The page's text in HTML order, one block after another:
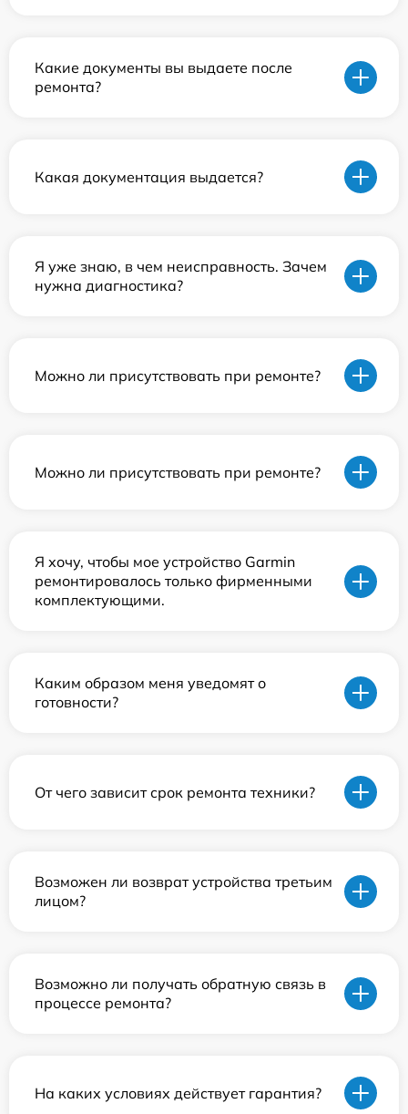
Какие документы вы выдаете после
ремонта?
Какая документация выдается?
Я уже знаю, в чем неисправность. Зачем
нужна диагностика?
Можно ли присутствовать при ремонте?
Можно ли присутствовать при ремонте?
Я хочу, чтобы мое устройство Garmin
ремонтировалось только фирменными
комплектующими.
Каким образом меня уведомят о
готовности?
От чего зависит срок ремонта техники?
Возможен ли возврат устройства третьим
лицом?
Возможно ли получать обратную связь в
процессе ремонта?
На каких условиях действует гарантия?